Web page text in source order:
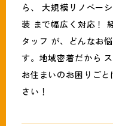
ら、 大規模リノベー
装 まで幅広く対応！
タッフ が、どんなお
す。地域密着だから
お住まいのお困りご
さい！